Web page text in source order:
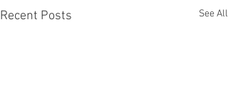
Recent Posts See All